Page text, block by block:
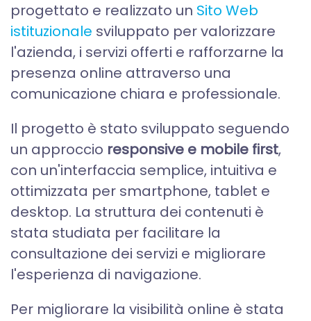
progettato e realizzato un Sito Web
istituzionale sviluppato per valorizzare
l'azienda, i servizi offerti e rafforzarne la
presenza online attraverso una
comunicazione chiara e professionale.
Il progetto è stato sviluppato seguendo
un approccio responsive e mobile first,
con un'interfaccia semplice, intuitiva e
ottimizzata per smartphone, tablet e
desktop. La struttura dei contenuti è
stata studiata per facilitare la
consultazione dei servizi e migliorare
l'esperienza di navigazione.
Per migliorare la visibilità online è stata